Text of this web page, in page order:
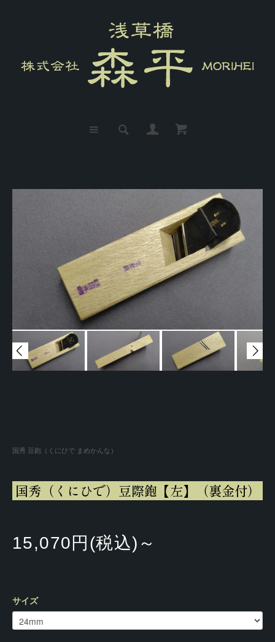
国秀 豆鉋（くにひで まめかんな）
国秀（くにひで）豆際鉋【左】（裏金付）
15,070円(税込)～
サイズ